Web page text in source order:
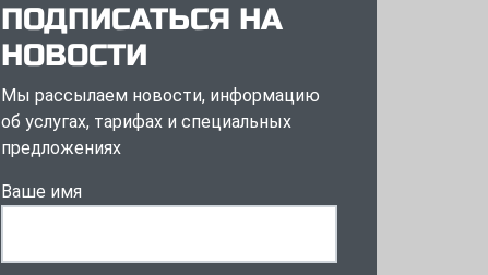
ПОДПИСАТЬСЯ НА
НОВОСТИ
Мы рассылаем новости, информацию
об услугах, тарифах и специальных
предложениях
Ваше имя